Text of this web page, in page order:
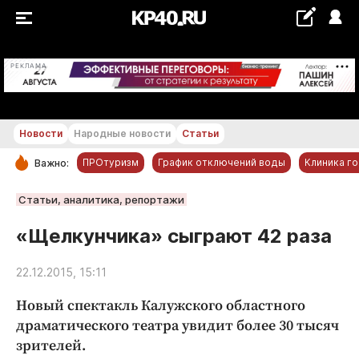
РЕКЛАМА +19...+20 °С
РУБРИКИ
Новости компаний
Статьи
Народные новости
Авто и транспорт
Благоустройство
Новости Народные новости Статьи
Важно: ПРОтуризм График отключений воды Клиника
Статьи, аналитика, репортажи
«Щелкунчика» сыграют 42 раза
22.12.2015, 15:11
Новый спектакль Калужского областного
драматического театра увидит более 30 тысяч
зрителей.